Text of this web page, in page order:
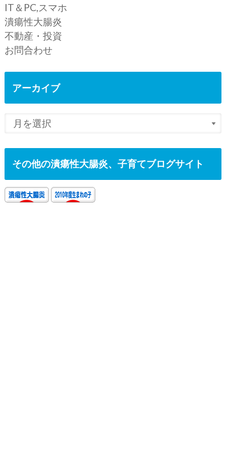
IT＆PC,スマホ
潰瘍性大腸炎
不動産・投資
お問合わせ
アーカイブ
その他の潰瘍性大腸炎、子育てブログサイト